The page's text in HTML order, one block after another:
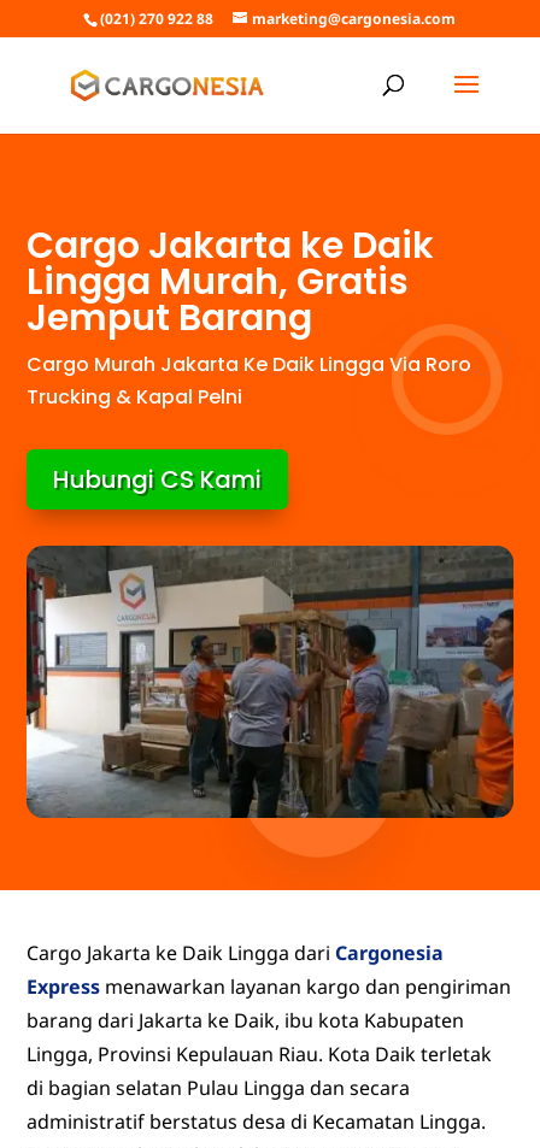
(021) 270 922 88 marketing@cargonesia.com
Cargo Jakarta ke Daik
Lingga Murah, Gratis
Jemput Barang
Cargo Murah Jakarta Ke Daik Lingga Via Roro
Trucking & Kapal Pelni
Hubungi CS Kami
Cargo Jakarta ke Daik Lingga dariCargonesia
Express menawarkan layanan kargo dan pengiriman
barang dari Jakarta ke Daik, ibu kota Kabupaten
Lingga, Provinsi Kepulauan Riau. Kota Daik terletak
di bagian selatan Pulau Lingga dan secara
administratif berstatus desa di Kecamatan Lingga.